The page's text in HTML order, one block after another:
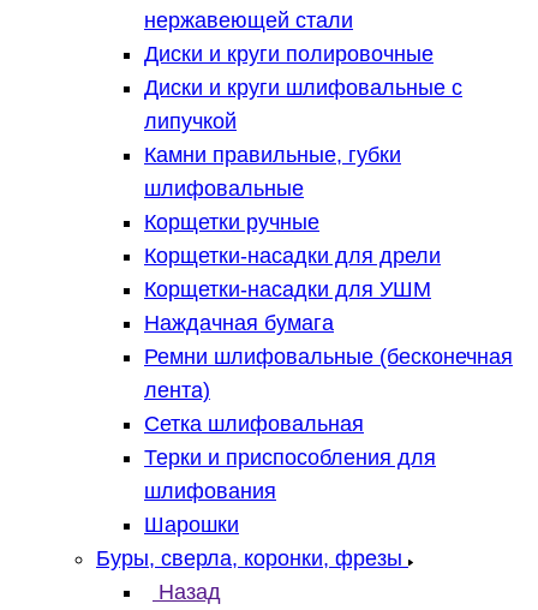
нержавеющей стали
Диски и круги полировочные
Диски и круги шлифовальные с
липучкой
Камни правильные, губки
шлифовальные
Корщетки ручные
Корщетки-насадки для дрели
Корщетки-насадки для УШМ
Наждачная бумага
Ремни шлифовальные (бесконечная
лента)
Сетка шлифовальная
Терки и приспособления для
шлифования
Шарошки
Буры, сверла, коронки, фрезы
Назад